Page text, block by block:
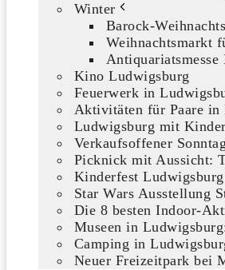
Winter
Barock-
Weihnachtsmarkt
Kino Ludwigsburg
Feuerwerk in
Aktivitäten für Paare in
Ludwigsburg mit
Verkaufsoffener
Picknick mit Aussicht:
Kinderfest
Star Wars Ausstellung
Die 8 besten Indoor-
Museen in
Camping in
Neuer Freizeitpark bei